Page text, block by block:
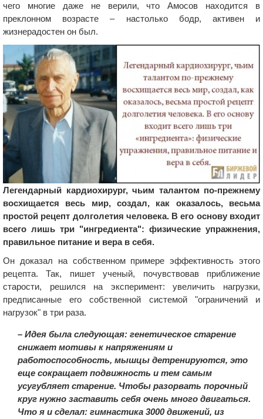
чего многие даже не верили, что Амосов находится в
преклонном возрасте – настолько бодр, активен и
жизнерадостен он был.
Легендарный кардиохирург, чьим талантом по-прежнему
восхищается весь мир, создал, как оказалось, весьма
простой рецепт долголетия человека. В его основу входит
всего лишь три "ингредиента": физические упражнения,
правильное питание и вера в себя.
Он доказал на собственном примере эффективность этого
рецепта. Так, пишет ученый, почувствовав приближение
старости, решился на эксперимент: увеличить нагрузки,
предписанные его собственной системой "ограничений и
нагрузок" в три раза.
– Идея была следующая: генетическое старение
снижает мотивы к напряжениям и
работоспособность, мышцы детренируются, это
еще сокращает подвижность и тем самым
усугубляет старение. Чтобы разорвать порочный
круг нужно заставить себя очень много двигаться.
Что я и сделал: гимнастика 3000 движений, из